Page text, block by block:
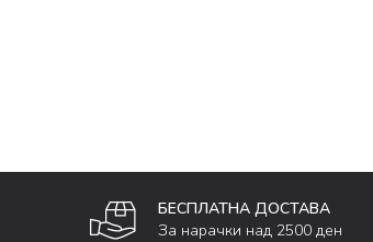
БЕСПЛАТНА ДОСТАВА
За нарачки над 2500 ден